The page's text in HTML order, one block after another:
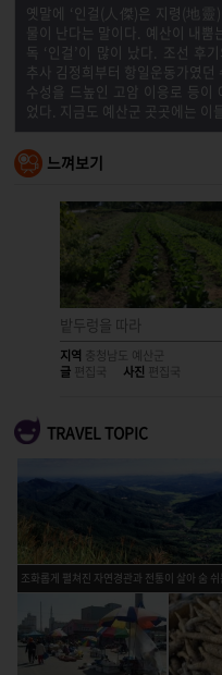
옛말에 ‘인걸(人傑)은 지령(地靈
물이 난다는 말이다. 예산이 내뿜
독 ‘인걸’이 많이 났다. 조선 후
추사 김정희부터 항일운동가였
수성을 드높인 고암 이응로 등이
었다. 지금도 예산군 곳곳에는 이
느껴보기
밭두렁을 따라
지역 충청남도 예산군
글 편집국 사진 편집국
TRAVEL TOPIC
조화롭게 펼쳐진 자연경관과 전통이 살아 숨 쉬